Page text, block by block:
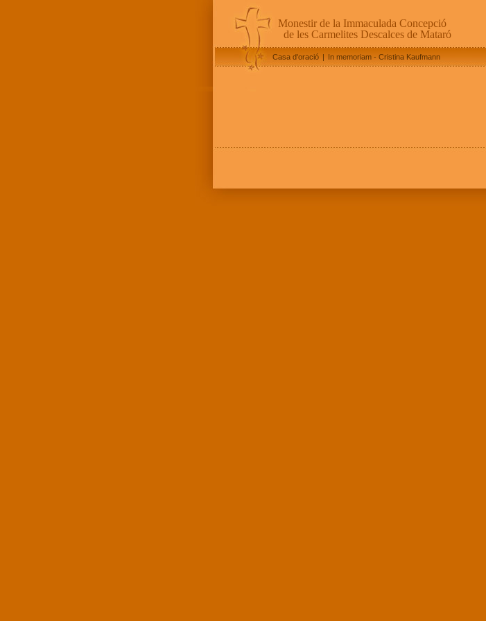
Monestir de la Immaculada Concepció
de les Carmelites Descalces de Mataró
Casa d'oració | In memoriam - Cristina Kaufmann